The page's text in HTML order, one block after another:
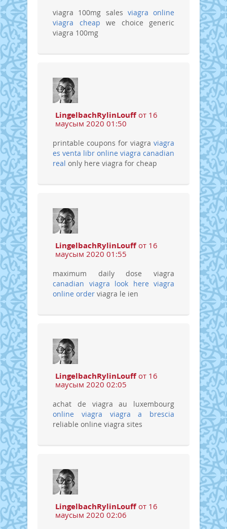
viagra 100mg sales viagra online
viagra cheap we choice generic
viagra 100mg
LingelbachRylinLouffот 16
маусым 2020 01:50
printable coupons for viagra viagra
es venta libr online viagra canadian
real only here viagra for cheap
LingelbachRylinLouffот 16
маусым 2020 01:55
maximum daily dose viagra
canadian viagra look here viagra
online order viagra le ien
LingelbachRylinLouffот 16
маусым 2020 02:05
achat de viagra au luxembourg
online viagra
viagra a brescia
reliable online viagra sites
LingelbachRylinLouffот 16
маусым 2020 02:06